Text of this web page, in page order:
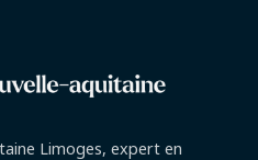
Limoges, expert en